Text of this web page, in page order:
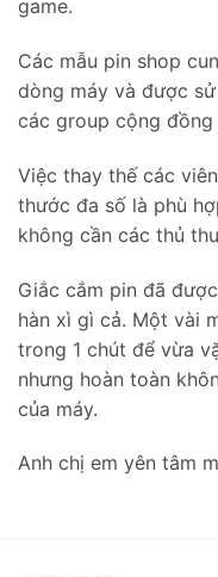
game.
Các mẫu pin shop
dòng máy và được
các group cộng đồng
Việc thay thế các
thước đa số là phù
không cần các thủ
Giắc cắm pin đã
hàn xì gì cả. Một vài
trong 1 chút để vừa
nhưng hoàn toàn
của máy.
Anh chị em yên tâm